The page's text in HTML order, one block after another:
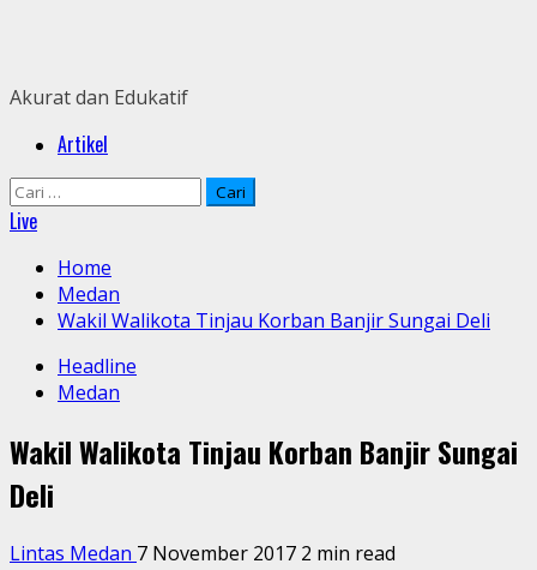
Akurat dan Edukatif
PrimaryArtikel
Cari
untuk:
Live
Home
Medan
Wakil Walikota Tinjau Korban Banjir Sungai Deli
Headline
Medan
Wakil Walikota Tinjau Korban Banjir Sungai
Deli
Lintas Medan 7 November 2017 2 min read